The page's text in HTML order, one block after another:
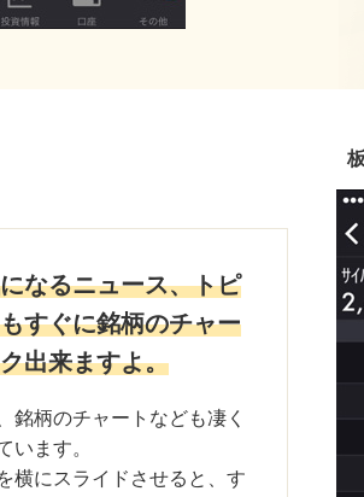
なるニュース、トピ
すぐに銘柄のチャー
出来ますよ。
銘柄のチャートなども凄く
います。
横にスライドさせると、す